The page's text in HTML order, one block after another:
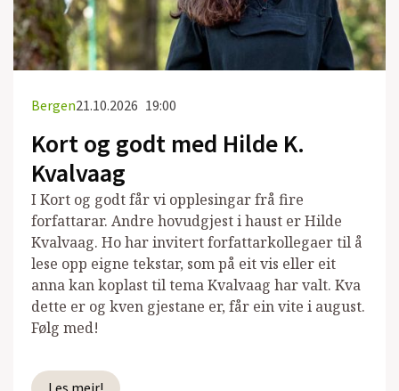
Bergen21.10.2026 19:00
Kort og godt med Hilde K.
Kvalvaag
I Kort og godt får vi opplesingar frå fire
forfattarar. Andre hovudgjest i haust er Hilde
Kvalvaag. Ho har invitert forfattarkollegaer til å
lese opp eigne tekstar, som på eit vis eller eit
anna kan koplast til tema Kvalvaag har valt. Kva
dette er og kven gjestane er, får ein vite i august.
Følg med!